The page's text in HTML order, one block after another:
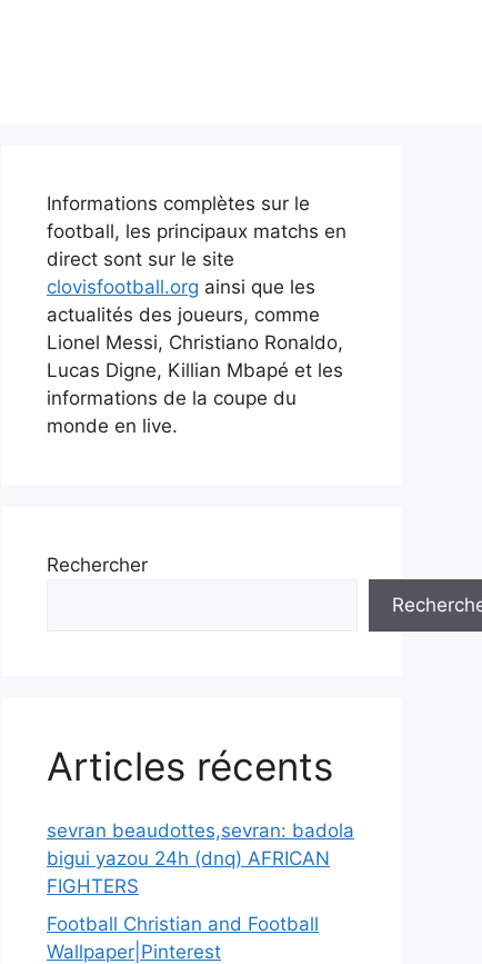
Informations complètes sur le
football, les principaux matchs en
direct sont sur le site
clovisfootball.org ainsi que les
actualités des joueurs, comme
Lionel Messi, Christiano Ronaldo,
Lucas Digne, Killian Mbapé et les
informations de la coupe du
monde en live.
Rechercher
Articles récents
sevran beaudottes,sevran: badola
bigui yazou 24h (dnq) AFRICAN
FIGHTERS
Football Christian and Football
Wallpaper|Pinterest